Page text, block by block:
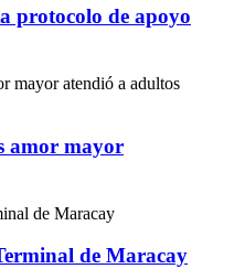
protocolo de apoyo
amor mayor
de Maracay